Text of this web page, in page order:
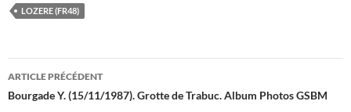
LOZERE (FR48)
Navigation
des
ARTICLE PRÉCÉDENT
Bourgade Y. (15/11/1987). Grotte de Trabuc. Album Photos GSBM